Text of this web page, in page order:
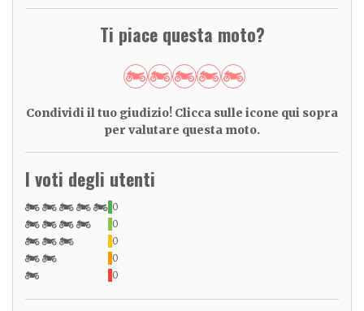
Ti piace questa moto?
Condividi il tuo giudizio! Clicca sulle icone qui sopra
per valutare questa moto.
I voti degli utenti
0
0
0
0
0